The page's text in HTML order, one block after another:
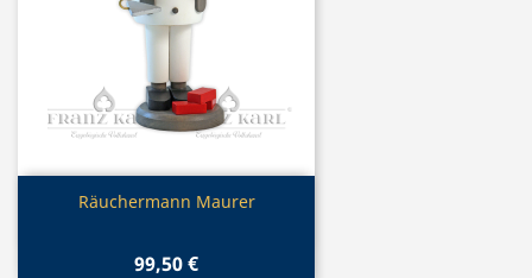
Vorschau
Räuchermann Maurer
99,50 €